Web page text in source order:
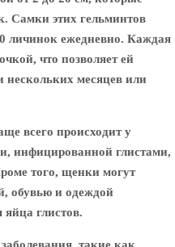
Самки этих гельминтов
личинок ежедневно. Каждая
что позволяет ей
месяцев или
всего происходит у
инфицированной глистами,
того, щенки могут
обувью и одеждой
яйца глистов.